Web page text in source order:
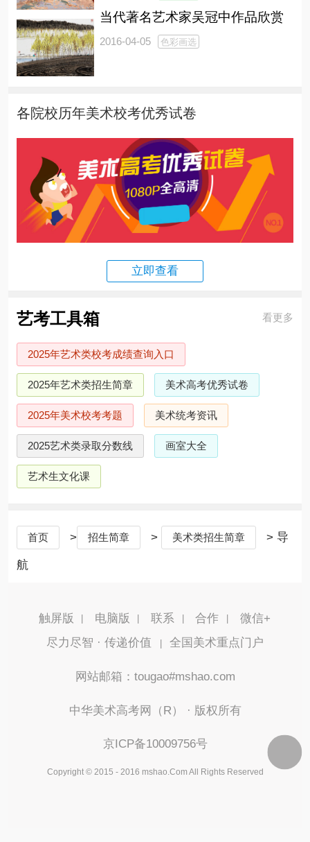
当代著名艺术家吴冠中作品欣赏
2016-04-05 色彩画选
各院校历年美术校考优秀试卷
立即查看
看更多
艺考工具箱
2025年艺术类校考成绩查询入口
2025年艺术类招生简章 美术高考优秀试卷
2025年美术校考考题 美术统考资讯
2025艺术类录取分数线 画室大全
艺术生文化课
首页 > 招生简章 > 美术类招生简章 > 导
航
触屏版 电脑版 联系 合作
微信+
尽力尽智 · 传递价值
全国美术重点门户
网站邮箱：tougao#mshao.com
中华美术高考网（R） · 版权所有
京ICP备10009756号
Copyright © 2015 - 2016 mshao.Com All Rights Reserved